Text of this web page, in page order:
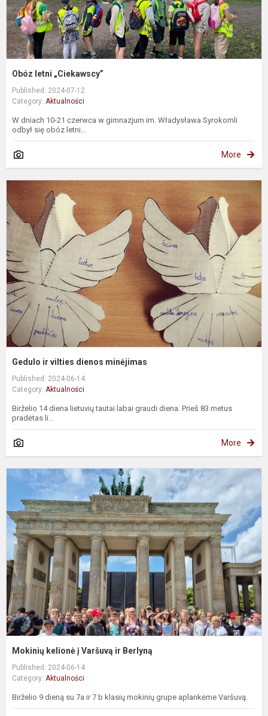
Obóz letni „Ciekawscy”
Published: 2024-07-12
Category: Aktualności
W dniach 10-21 czerwca w gimnazjum im. Władysława Syrokomli
odbył się obóz letni...
More
Gedulo ir vilties dienos minėjimas
Published: 2024-06-14
Category: Aktualności
Birželio 14 diena lietuvių tautai labai graudi diena. Prieš 83 metus
pradėtas li...
More
Mokinių kelionė į Varšuvą ir Berlyną
Published: 2024-06-14
Category: Aktualności
Birželio 9 dieną su 7a ir 7 b klasių mokinių grupe aplankėme Varšuvą.